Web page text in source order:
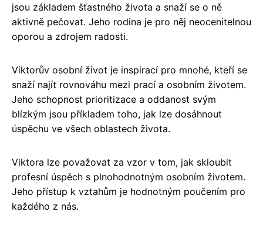
jsou základem šťastného života a snaží se o ně
aktivně pečovat. Jeho rodina je pro něj neocenitelnou
oporou a zdrojem radosti.
Viktorův osobní život je inspirací pro mnohé, kteří se
snaží najít rovnováhu mezi prací a osobním životem.
Jeho schopnost prioritizace a oddanost svým
blízkým jsou příkladem toho, jak lze dosáhnout
úspěchu ve všech oblastech života.
Viktora lze považovat za vzor v tom, jak skloubit
profesní úspěch s plnohodnotným osobním životem.
Jeho přístup k vztahům je hodnotným poučením pro
každého z nás.